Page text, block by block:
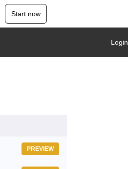
Start now
Login
PREVIEW